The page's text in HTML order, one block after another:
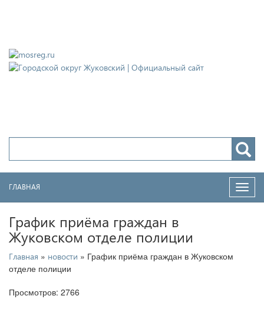
ГЛАВНАЯ
График приёма граждан в
Жуковском отделе полиции
Главная » новости » График приёма граждан в Жуковском
отделе полиции
Просмотров: 2766